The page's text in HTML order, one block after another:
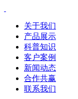
关于我们
产品展示
科普知识
客户案例
新闻动态
合作共赢
联系我们